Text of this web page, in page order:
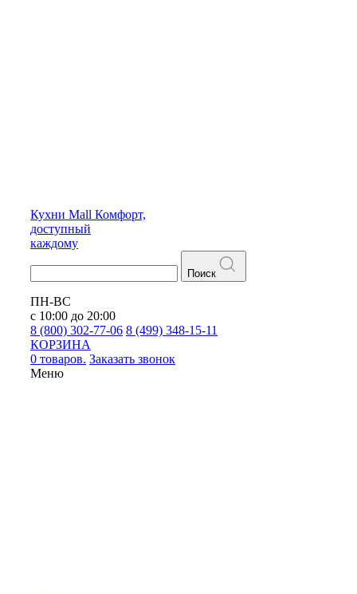
Кухни Mall Комфорт,
доступный
каждому
Поиск
ПН-ВС
с 10:00 до 20:00
8 (800) 302-77-06 8 (499) 348-15-11
КОРЗИНА
0 товаров. Заказать звонок
Меню